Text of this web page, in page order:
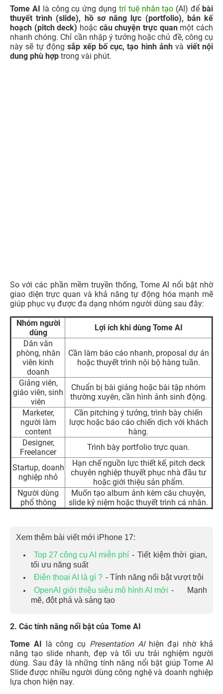
Tome AI là công cụ ứng dụng trí tuệ nhân tạo (AI) đểbài
thuyết trình (slide), hồ sơ năng lực (portfolio), bản kế
hoạch (pitch deck) hoặc câu chuyện trực quanmột cách
nhanh chóng. Chỉ cần nhập ý tưởng hoặc chủ đề, công cụ
này sẽ tự độngsắp xếp bố cục, tạo hình ảnh và viết nội
dung phù hợp trong vài phút.
So với các phần mềm truyền thống, Tome AI nổi bật nhờ
giao diện trực quan và khả năng tự động hóa mạnh mẽ
giúp phục vụ được đa dạng nhóm người dùng sau đây:
Nhóm người
dùng
Lợi ích khi dùng Tome AI
Dân văn
phòng, nhân
viên kinh
doanh
Cần làm báo cáo nhanh, proposal dự án
hoặc thuyết trình nội bộ hàng tuần.
Giảng viên,
giáo viên, sinh
viên
Chuẩn bị bài giảng hoặc bài tập nhóm
thường xuyên, cần hình ảnh sinh động.
Marketer,
người làm
content
Cần pitching ý tưởng, trình bày chiến
lược hoặc báo cáo chiến dịch với khách
hàng.
Designer,
Freelancer
Trình bày portfolio trực quan.
Startup, doanh
nghiệp nhỏ
Hạn chế nguồn lực thiết kế, pitch deck
chuyên nghiệp thuyết phục nhà đầu tư
hoặc giới thiệu sản phẩm.
Người dùng
phổ thông
Muốn tạo album ảnh kèm câu chuyện,
slide kỷ niệm hoặc thuyết trình cá nhân.
Xem thêm bài viết mới iPhone 17:
Top 27 công cụ AI miễn phí - Tiết kiệm thời gian,
tối ưu năng suất
Điện thoại AI là gì ? - Tính năng nổi bật vượt trội
OpenAI giới thiệu siêu mô hình AI mới - Mạnh
mẽ, đột phá và sáng tạo
2. Các tính năng nổi bật của Tome AI
Tome AI là công cụ Presentation AIhiện đại nhờ khả
năng tạo slide nhanh, đẹp và tối ưu trải nghiệm người
dùng. Sau đây là những tính năng nổi bật giúp Tome AI
Slide được nhiều người dùng công nghệ và doanh nghiệp
lựa chọn hiện nay.